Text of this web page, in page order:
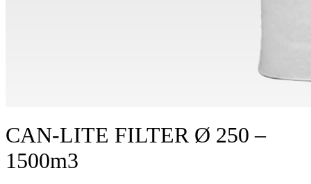
CAN-LITE FILTER Ø 250 –
1500m3